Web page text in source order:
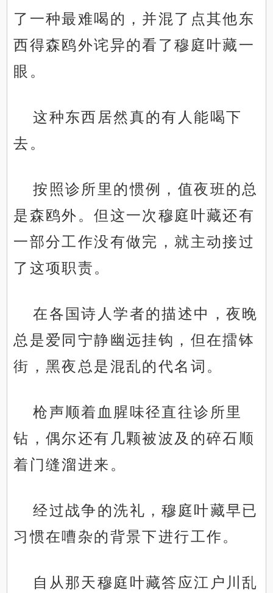
了一种最难喝的，并混了点其他东
西得森鸥外诧异的看了穆庭叶藏一
眼。
这种东西居然真的有人能喝下
去。
按照诊所里的惯例，值夜班的总
是森鸥外。但这一次穆庭叶藏还有
一部分工作没有做完，就主动接过
了这项职责。
在各国诗人学者的描述中，夜晚
总是爱同宁静幽远挂钩，但在擂钵
街，黑夜总是混乱的代名词。
枪声顺着血腥味径直往诊所里
钻，偶尔还有几颗被波及的碎石顺
着门缝溜进来。
经过战争的洗礼，穆庭叶藏早已
习惯在嘈杂的背景下进行工作。
自从那天穆庭叶藏答应江户川乱